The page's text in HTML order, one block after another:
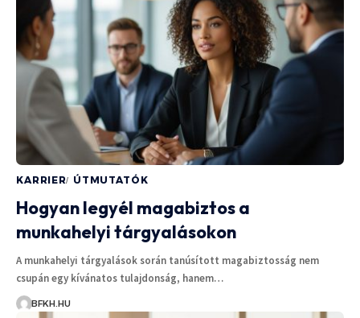
KARRIER ÚTMUTATÓK
Hogyan legyél magabiztos a
munkahelyi tárgyalásokon
A munkahelyi tárgyalások során tanúsított magabiztosság nem
csupán egy kívánatos tulajdonság, hanem…
BFKH.HU